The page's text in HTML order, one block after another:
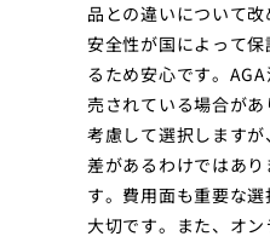
品との違いについて
安全性が国によって
るため安心です。
売されている場合が
考慮して選択します
差があるわけではあ
す。費用面も重要な
大切です。また、オ